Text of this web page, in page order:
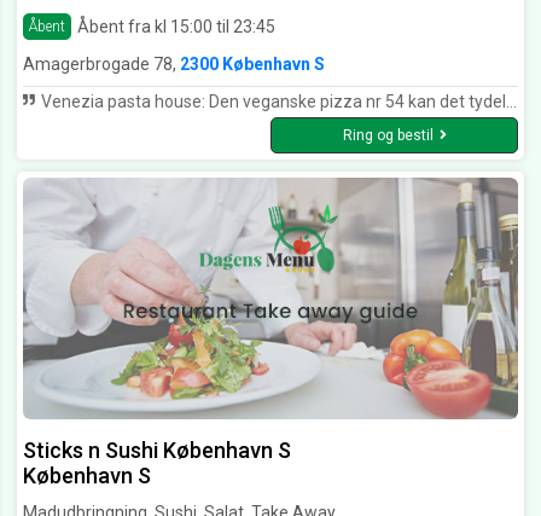
Åbent Åbent fra kl 15:00 til 23:45
Amagerbrogade 78, 2300 København S
Venezia pasta house: Den veganske pizza nr 54 kan det tydeligt smages, at det er Italiens kvalitet. Bunden er deliciou, og V osten er lækker. Kan klart anbefales
Ring og bestil
Sticks n Sushi København S
København S